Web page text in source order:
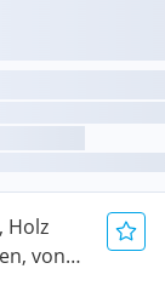
Holz
von